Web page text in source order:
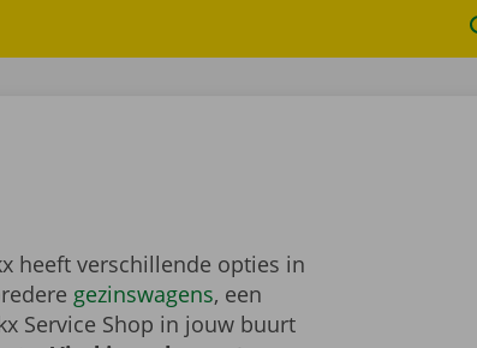
heeft verschillende opties in
gezinswagens, een
Service Shop in jouw buurt